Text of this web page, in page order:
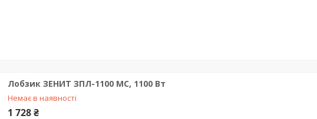
Лобзик ЗЕНИТ ЗПЛ-1100 МС, 1100 Вт
Немає в наявності
1 728 ₴